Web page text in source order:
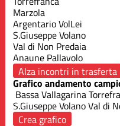
Marzola
Argentario VolLei
S.Giuseppe Volano
Val di Non Predaia
Anaune Pallavolo
Alza incontri in trasferta
Grafico andamento
Bassa Vallagarina
S.Giuseppe VolanoVal di
Crea grafico